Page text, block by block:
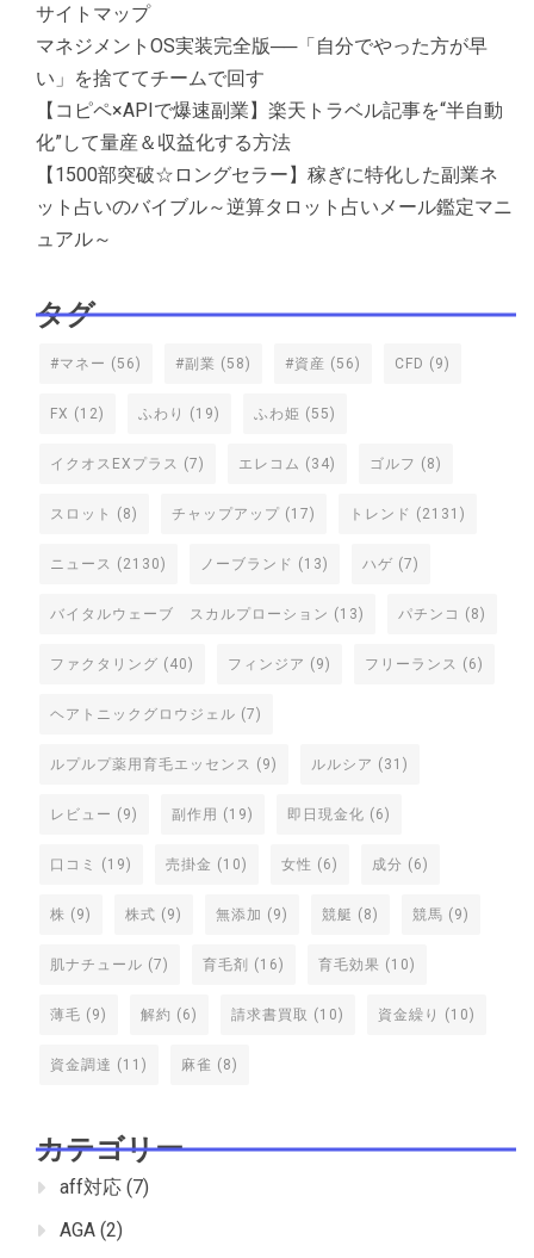
サイトマップ
マネジメントOS実装完全版──「自分でやった方が早
い」を捨ててチームで回す
【コピペ×APIで爆速副業】楽天トラベル記事を“半自動
化”して量産＆収益化する方法
【1500部突破☆ロングセラー】稼ぎに特化した副業ネ
ット占いのバイブル～逆算タロット占いメール鑑定マニ
ュアル～
タグ
#マネー (56) #副業 (58) #資産 (56) CFD (9)
FX (12) ふわり (19) ふわ姫 (55)
イクオスEXプラス (7) エレコム (34) ゴルフ (8)
スロット (8) チャップアップ (17) トレンド (2131)
ニュース (2130) ノーブランド (13) ハゲ (7)
バイタルウェーブ スカルプローション (13) パチンコ (8)
ファクタリング (40) フィンジア (9) フリーランス (6)
ヘアトニックグロウジェル (7)
ルプルプ薬用育毛エッセンス (9) ルルシア (31)
レビュー (9) 副作用 (19) 即日現金化 (6)
口コミ (19) 売掛金 (10) 女性 (6) 成分 (6)
株 (9) 株式 (9) 無添加 (9) 競艇 (8) 競馬 (9)
肌ナチュール (7) 育毛剤 (16) 育毛効果 (10)
薄毛 (9) 解約 (6) 請求書買取 (10) 資金繰り (10)
資金調達 (11) 麻雀 (8)
カテゴリー
aff対応 (7)
AGA (2)